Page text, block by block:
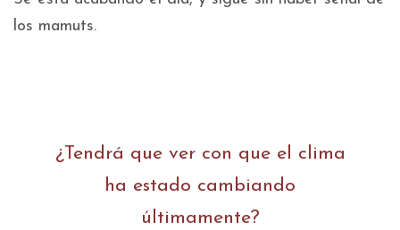
los mamuts.
¿Tendrá que ver con que el clima
ha estado cambiando
últimamente?